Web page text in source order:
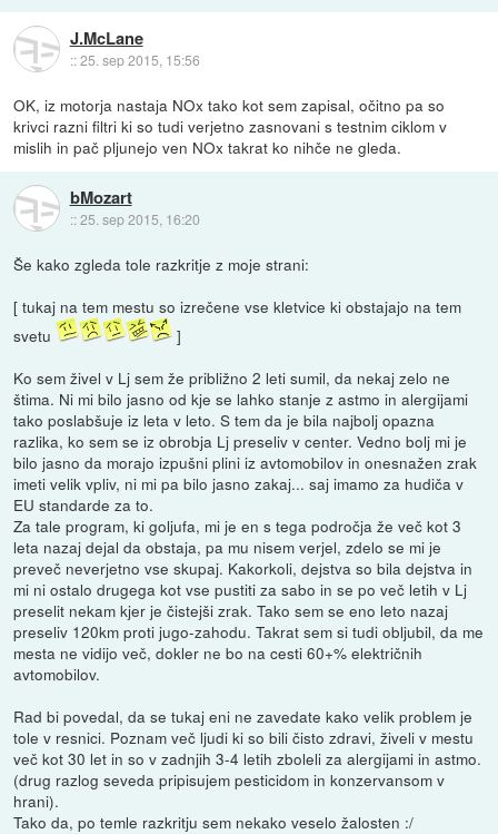
J.McLane
::25. sep 2015, 15:56
OK, iz motorja nastaja NOx tako kot sem zapisal, očitno pa so
krivci razni filtri ki so tudi verjetno zasnovani s testnim ciklom v
mislih in pač pljunejo ven NOx takrat ko nihče ne gleda.
bMozart
::25. sep 2015, 16:20
Še kako zgleda tole razkritje z moje strani:
[ tukaj na tem mestu so izrečene vse kletvice ki obstajajo na tem
svetu
]
Ko sem živel v Lj sem že približno 2 leti sumil, da nekaj zelo ne
štima. Ni mi bilo jasno od kje se lahko stanje z astmo in alergijami
tako poslabšuje iz leta v leto. S tem da je bila najbolj opazna
razlika, ko sem se iz obrobja Lj preseliv v center. Vedno bolj mi je
bilo jasno da morajo izpušni plini iz avtomobilov in onesnažen zrak
imeti velik vpliv, ni mi pa bilo jasno zakaj... saj imamo za hudiča v
EU standarde za to.
Za tale program, ki goljufa, mi je en s tega področja že več kot 3
leta nazaj dejal da obstaja, pa mu nisem verjel, zdelo se mi je
preveč neverjetno vse skupaj. Kakorkoli, dejstva so bila dejstva in
mi ni ostalo drugega kot vse pustiti za sabo in se po več letih v Lj
preselit nekam kjer je čistejši zrak. Tako sem se eno leto nazaj
preseliv 120km proti jugo-zahodu. Takrat sem si tudi obljubil, da me
mesta ne vidijo več, dokler ne bo na cesti 60+% električnih
avtomobilov.
Rad bi povedal, da se tukaj eni ne zavedate kako velik problem je
tole v resnici. Poznam več ljudi ki so bili čisto zdravi, živeli v mestu
več kot 30 let in so v zadnjih 3-4 letih zboleli za alergijami in astmo.
(drug razlog seveda pripisujem pesticidom in konzervansom v
hrani).
Tako da, po temle razkritju sem nekako veselo žalosten :/